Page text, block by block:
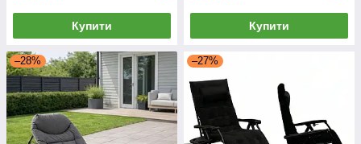
Купити Купити
–28% –27%